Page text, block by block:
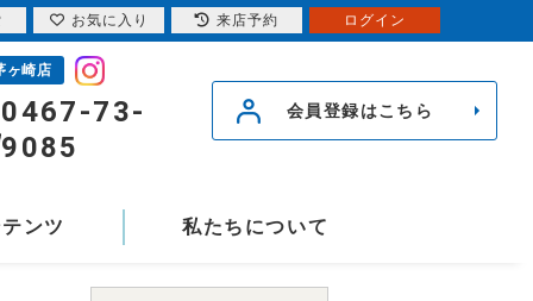
ヶ崎店
0467-73-
9085
会員登録はこちら
ンツ 私たちについて
お気に入り 来店予約 ログイン